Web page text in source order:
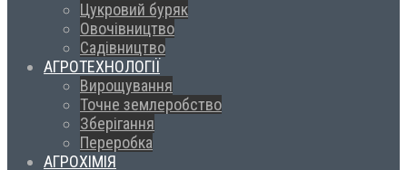
Цукровий буряк
Овочівництво
Садівництво
АГРОТЕХНОЛОГІЇ
Вирощування
Точне землеробство
Зберігання
Переробка
АГРОХІМІЯ